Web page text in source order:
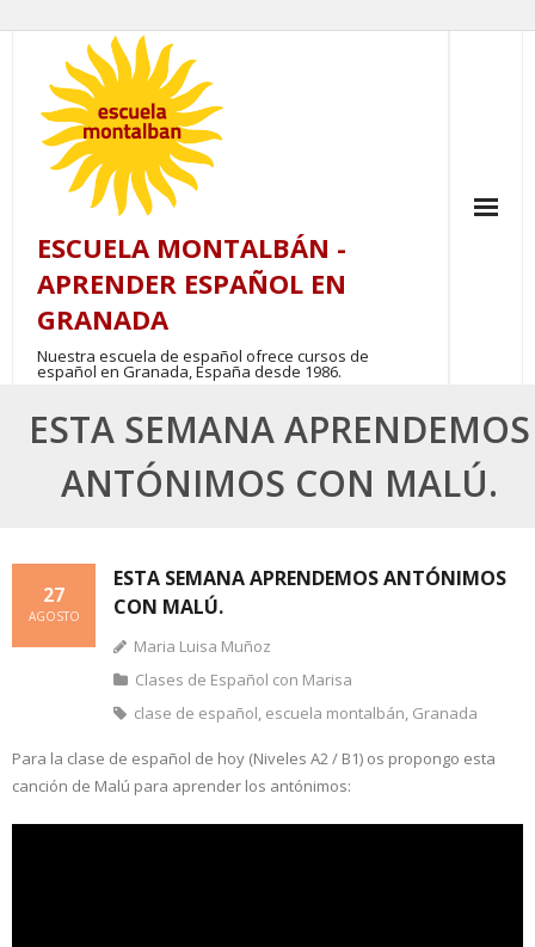
content
ESCUELA MONTALBÁN -
APRENDER ESPAÑOL EN
GRANADA
Nuestra escuela de español ofrece cursos de
español en Granada, España desde 1986.
ESTA SEMANA APRENDEMOS
ANTÓNIMOS CON MALÚ.
ESTA SEMANA APRENDEMOS ANTÓNIMOS
CON MALÚ.
27
AGOSTO
Maria Luisa Muñoz
Clases de Español con Marisa
clase de español, escuela montalbán, Granada
Para la clase de español de hoy (Niveles A2 / B1) os propongo esta
canción de Malú para aprender los antónimos: